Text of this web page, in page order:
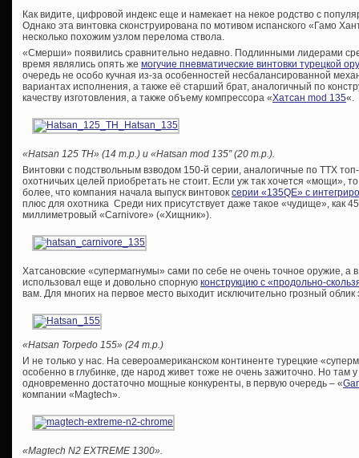
Как видите, цифровой индекс еще и намекает на некое родство с
Однако эта винтовка сконструирована по мотивом испанского «Гамо
несколько похожим узлом перелома ствола.
«Смерши» появились сравнительно недавно. Подлинными лидерами
время являлись опять же могучие пневматические винтовки турецкой
очередь не особо кучная из-за особенностей несбалансированной
вариантах исполнения, а также её старший брат, аналогичный по
качеству изготовления, а также объему компрессора «Хатсан mod 135«.
«Hatsan 125 TH» (14 т.р.) и «Hatsan mod 135″ (20 т.р.).
Винтовки с подствольным взводом 150-й серии, аналогичные по ТТХ
охотничьих целей приобретать не стоит. Если уж так хочется «мощи»,
более, что компания начала выпуск винтовок серии «135QE» с
плюс для охотника Среди них присутствует даже такое «чудище», как
миллиметровый «Carnivore» («Хищник»).
Хатсановские «супермагнумы» сами по себе не очень точное оружие, а
использовал еще и довольно спорную конструкцию с «продольно-
вам. Для многих на первое место выходит исключительно грозный облик
«Hatsan Torpedo 155» (24 т.р.)
И не только у нас. На североамериканском континенте турецкие
особенно в глубинке, где народ живет тоже не очень зажиточно. Но там
одновременно достаточно мощные конкуренты, в первую очередь – «
компании «Magtech».
«Magtech N2 EXTREME 1300».